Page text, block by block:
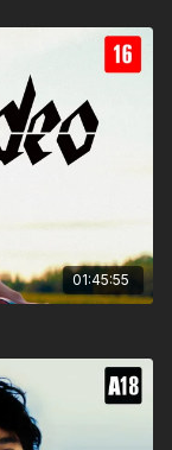
01:45:55